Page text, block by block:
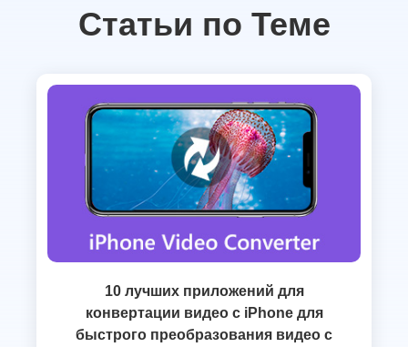
Статьи по Теме
10 лучших приложений для
конвертации видео с iPhone для
быстрого преобразования видео с